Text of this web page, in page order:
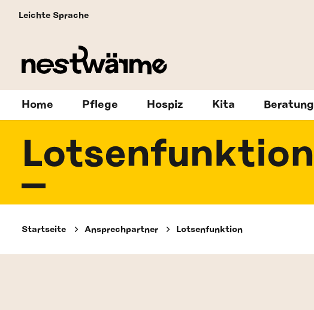
Leichte Sprache
Home Pflege Hospiz Kita Beratung
Lotsenfunktion
Startseite Ansprechpartner Lotsenfunktion